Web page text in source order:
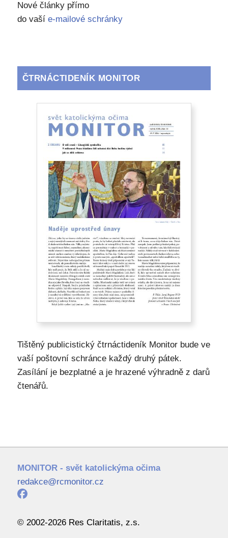
Nové články přímo
do vaší e-mailové schránky
ČTRNÁCTIDENÍK MONITOR
Tištěný publicistický čtrnáctideník Monitor bude ve
vaší poštovní schránce každý druhý pátek.
Zasílání je bezplatné a je hrazené výhradně z darů
čtenářů.
MONITOR - svět katolickýma očima
redakce@rcmonitor.cz
© 2002-2026 Res Claritatis, z.s.